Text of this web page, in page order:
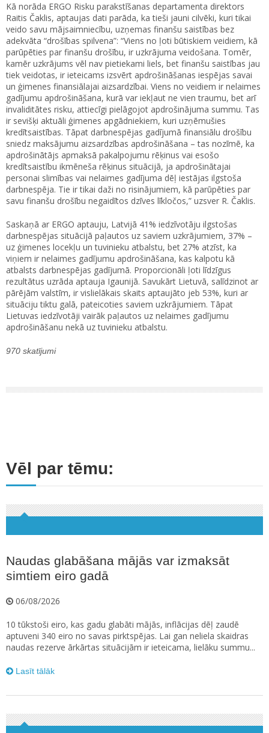
Kā norāda ERGO Risku parakstīšanas departamenta direktors
Raitis Čaklis, aptaujas dati parāda, ka tieši jauni cilvēki, kuri tikai
veido savu mājsaimniecību, uzņemas finanšu saistības bez
adekvāta “drošības spilvena”: “Viens no ļoti būtiskiem veidiem, kā
parūpēties par finanšu drošību, ir uzkrājuma veidošana. Tomēr,
kamēr uzkrājums vēl nav pietiekami liels, bet finanšu saistības jau
tiek veidotas, ir ieteicams izsvērt apdrošināšanas iespējas savai
un ģimenes finansiālajai aizsardzībai. Viens no veidiem ir nelaimes
gadījumu apdrošināšana, kurā var iekļaut ne vien traumu, bet arī
invaliditātes risku, attiecīgi pielāgojot apdrošinājuma summu. Tas
ir sevišķi aktuāli ģimenes apgādniekiem, kuri uzņēmušies
kredītsaistības. Tāpat darbnespējas gadījumā finansiālu drošību
sniedz maksājumu aizsardzības apdrošināšana – tas nozīmē, ka
apdrošinātājs apmaksā pakalpojumu rēķinus vai esošo
kredītsaistību ikmēneša rēķinus situācijā, ja apdrošinātajai
personai slimības vai nelaimes gadījuma dēļ iestājas ilgstoša
darbnespēja. Tie ir tikai daži no risinājumiem, kā parūpēties par
savu finanšu drošību negaidītos dzīves līkločos,” uzsver R. Čaklis.
Saskaņā ar ERGO aptauju, Latvijā 41% iedzīvotāju ilgstošas
darbnespējas situācijā paļautos uz saviem uzkrājumiem, 37% –
uz ģimenes locekļu un tuvinieku atbalstu, bet 27% atzīst, ka
viņiem ir nelaimes gadījumu apdrošināšana, kas kalpotu kā
atbalsts darbnespējas gadījumā. Proporcionāli ļoti līdzīgus
rezultātus uzrāda aptauja Igaunijā. Savukārt Lietuvā, salīdzinot ar
pārējām valstīm, ir vislielākais skaits aptaujāto jeb 53%, kuri ar
situāciju tiktu galā, pateicoties saviem uzkrājumiem. Tāpat
Lietuvas iedzīvotāji vairāk paļautos uz nelaimes gadījumu
apdrošināšanu nekā uz tuvinieku atbalstu.
970 skatījumi
Vēl par tēmu:
Naudas glabāšana mājās var izmaksāt
simtiem eiro gadā
06/08/2026
10 tūkstoši eiro, kas gadu glabāti mājās, inflācijas dēļ zaudē
aptuveni 340 eiro no savas pirktspējas. Lai gan neliela skaidras
naudas rezerve ārkārtas situācijām ir ieteicama, lielāku summu...
Lasīt tālāk